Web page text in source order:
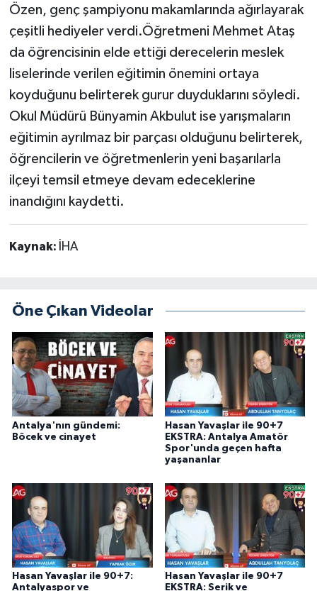
Özen, genç şampiyonu makamlarında ağırlayarak
çeşitli hediyeler verdi.Öğretmeni Mehmet Ataş
da öğrencisinin elde ettiği derecelerin meslek
liselerinde verilen eğitimin önemini ortaya
koyduğunu belirterek gurur duyduklarını söyledi.
Okul Müdürü Bünyamin Akbulut ise yarışmaların
eğitimin ayrılmaz bir parçası olduğunu belirterek,
öğrencilerin ve öğretmenlerin yeni başarılarla
ilçeyi temsil etmeye devam edeceklerine
inandığını kaydetti.
Kaynak: İHA
Öne Çıkan Videolar
Antalya'nın gündemi:
Böcek ve cinayet
Hasan Yavaşlar ile 90+7
EKSTRA: Antalya Amatör
Spor'unda geçen hafta
yaşananlar
Hasan Yavaşlar ile 90+7:
Antalyaspor ve
Hasan Yavaşlar ile 90+7
EKSTRA: Serik ve